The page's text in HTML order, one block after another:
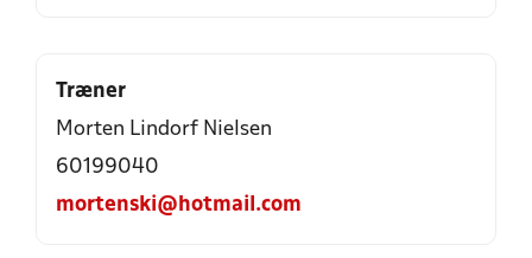
Træner
Morten Lindorf Nielsen
60199040
mortenski@hotmail.com